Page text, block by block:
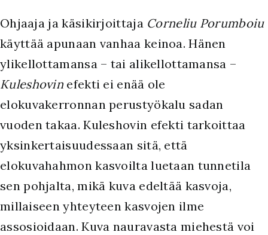
Ohjaaja ja käsikirjoittaja Corneliu Porumboiu
käyttää apunaan vanhaa keinoa. Hänen
ylikellottamansa – tai alikellottamansa –
Kuleshovin efekti ei enää ole
elokuvakerronnan perustyökalu sadan
vuoden takaa. Kuleshovin efekti tarkoittaa
yksinkertaisuudessaan sitä, että
elokuvahahmon kasvoilta luetaan tunnetila
sen pohjalta, mikä kuva edeltää kasvoja,
millaiseen yhteyteen kasvojen ilme
assosioidaan. Kuva nauravasta miehestä voi